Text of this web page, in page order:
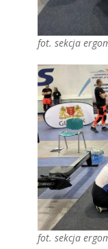
fot. sekcja
fot. sekcja